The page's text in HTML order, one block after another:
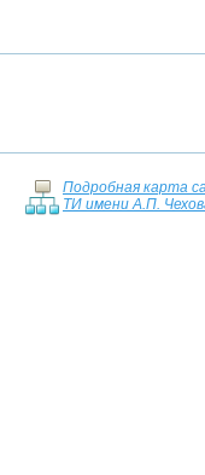
Подробная карта
ТИ имени А.П.